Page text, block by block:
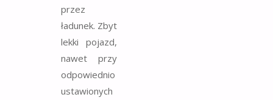
przez
ładunek. Zbyt
lekki pojazd,
nawet przy
odpowiednio
ustawionych